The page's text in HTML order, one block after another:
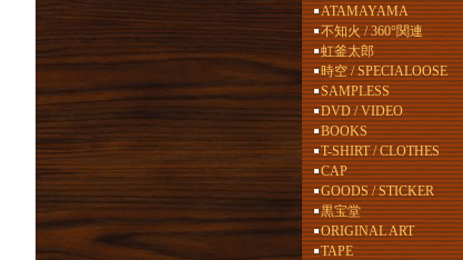
ATAMAYAMA
不知火 / 360°関連
虹釜太郎
時空 / SPECIALOOSE
SAMPLESS
DVD / VIDEO
BOOKS
T-SHIRT / CLOTHES
CAP
GOODS / STICKER
黒宝堂
ORIGINAL ART
TAPE